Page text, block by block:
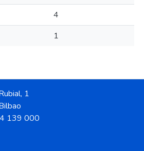
4
1
1
139 000